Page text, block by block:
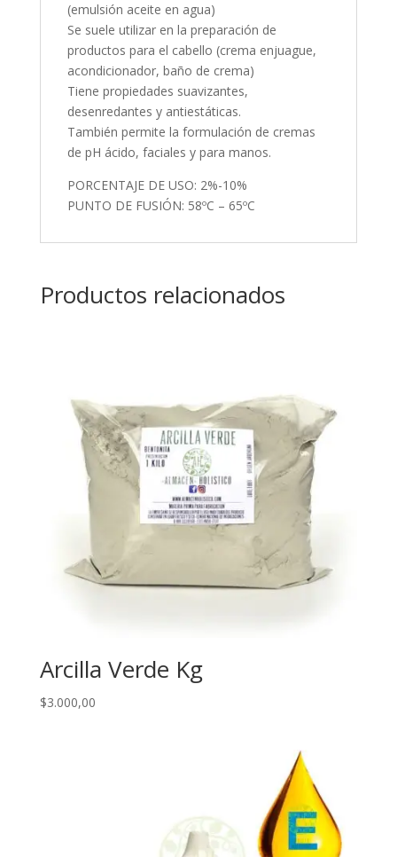
(emulsión aceite en agua)
Se suele utilizar en la preparación de
productos para el cabello (crema enjuague,
acondicionador, baño de crema)
Tiene propiedades suavizantes,
desenredantes y antiestáticas.
También permite la formulación de cremas
de pH ácido, faciales y para manos.
PORCENTAJE DE USO: 2%-10%
PUNTO DE FUSIÓN: 58ºC – 65ºC
Productos relacionados
Arcilla Verde Kg
$3.000,00